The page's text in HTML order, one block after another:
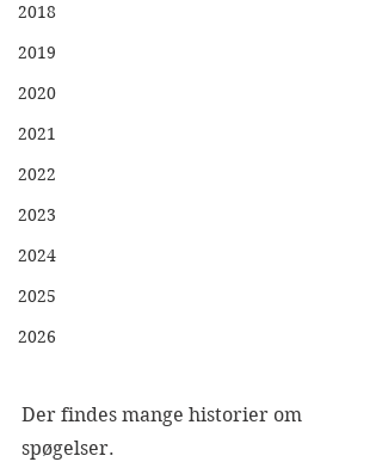
2018
2019
2020
2021
2022
2023
2024
2025
2026
Der findes mange historier om
spøgelser.